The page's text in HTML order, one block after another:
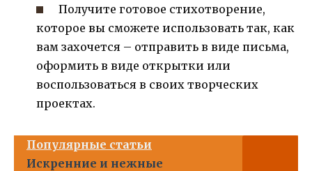
Получите готовое стихотворение,
которое вы сможете использовать так, как
вам захочется – отправить в виде письма,
оформить в виде открытки или
воспользоваться в своих творческих
проектах.
Популярные статьи
Искренние и нежные